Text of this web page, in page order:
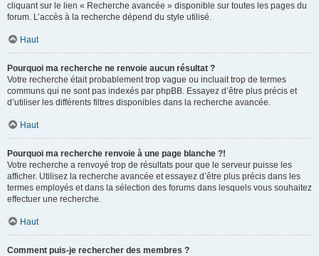
cliquant sur le lien « Recherche avancée » disponible sur toutes les pages du
forum. L’accès à la recherche dépend du style utilisé.
Haut
Pourquoi ma recherche ne renvoie aucun résultat ?
Votre recherche était probablement trop vague ou incluait trop de termes
communs qui ne sont pas indexés par phpBB. Essayez d’être plus précis et
d’utiliser les différents filtres disponibles dans la recherche avancée.
Haut
Pourquoi ma recherche renvoie à une page blanche ?!
Votre recherche a renvoyé trop de résultats pour que le serveur puisse les
afficher. Utilisez la recherche avancée et essayez d’être plus précis dans les
termes employés et dans la sélection des forums dans lesquels vous souhaitez
effectuer une recherche.
Haut
Comment puis-je rechercher des membres ?